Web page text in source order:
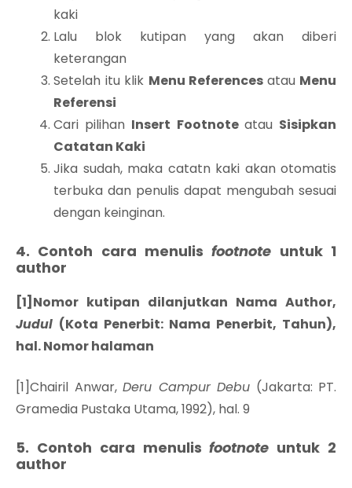
kaki
Lalu blok kutipan yang akan diberi
keterangan
Setelah itu klik Menu References atau Menu
Referensi
Cari pilihan Insert Footnote atau Sisipkan
Catatan Kaki
Jika sudah, maka catatn kaki akan otomatis
terbuka dan penulis dapat mengubah sesuai
dengan keinginan.
4. Contoh cara menulisfootnote untuk 1
author
[1]Nomor kutipan dilanjutkan Nama Author,
Judul (Kota Penerbit: Nama Penerbit, Tahun),
hal. Nomor halaman
[1]Chairil Anwar, Deru Campur Debu (Jakarta: PT.
Gramedia Pustaka Utama, 1992), hal. 9
5. Contoh cara menulisfootnote untuk 2
author